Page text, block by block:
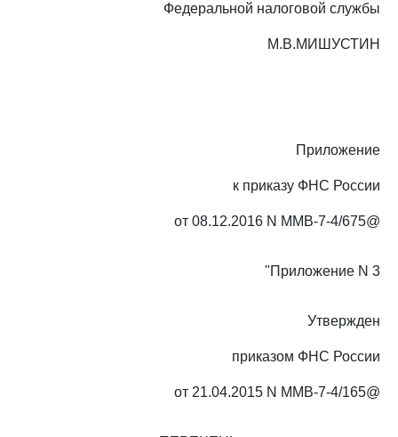
Федеральной налоговой службы
М.В.МИШУСТИН
Приложение
к приказу ФНС России
от 08.12.2016 N ММВ-7-4/675@
"Приложение N 3
Утвержден
приказом ФНС России
от 21.04.2015 N ММВ-7-4/165@